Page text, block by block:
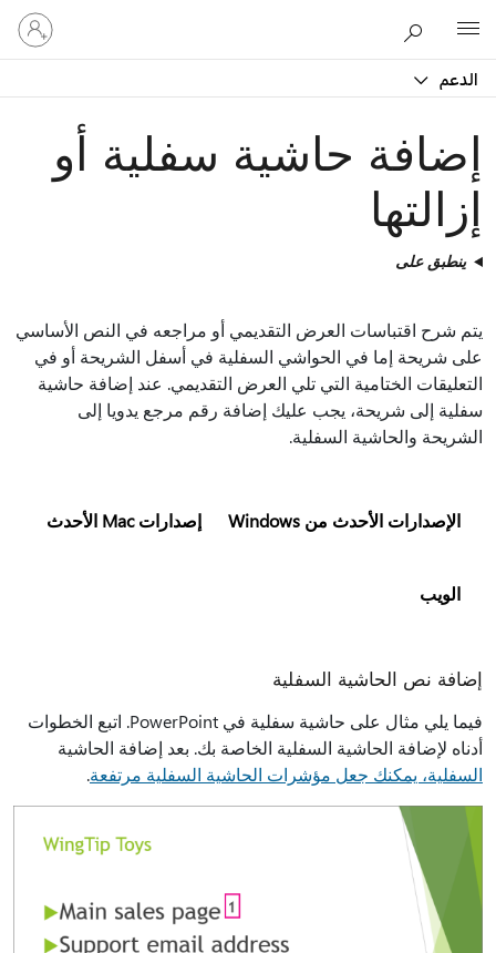
الدعم
تسجيل
الدخول
إلى
إضافة حاشية سفلية أو
إزالتها
ينطبق على
يتم شرح اقتباسات العرض التقديمي أو مراجعه في النص الأساسي
على شريحة إما في الحواشي السفلية في أسفل الشريحة أو في
التعليقات الختامية التي تلي العرض التقديمي. عند إضافة حاشية
سفلية إلى شريحة، يجب عليك إضافة رقم مرجع يدويا إلى
الشريحة والحاشية السفلية.
الإصدارات الأحدث من Windows إصدارات Mac الأحدث
الويب
إضافة نص الحاشية السفلية
فيما يلي مثال على حاشية سفلية في PowerPoint. اتبع الخطوات
أدناه لإضافة الحاشية السفلية الخاصة بك. بعد إضافة الحاشية
السفلية، يمكنك جعل مؤشرات الحاشية السفلية مرتفعة.